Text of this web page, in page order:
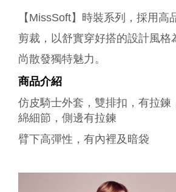
【 MissSoft】時裝系列，採用高
剪裁，以舒實穿好搭的設計風格
尚散發獨特魅力。
商品介紹
仿皮騎士外套，雙排扣，有拉鍊
綿細節，側邊有拉鍊
臂下高彈性，有內裡及暗袋